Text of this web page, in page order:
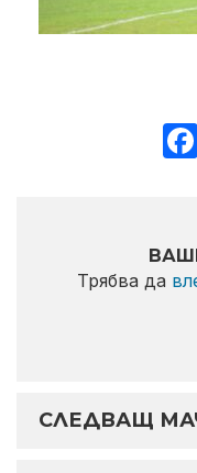
Трябва да
СЛЕДВАЩ